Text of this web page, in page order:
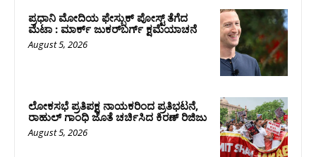
ಪ್ರಧಾನಿ ಮೋದಿಯ ಫೇಸ್ಬುಕ್‌ ಪೋಸ್ಟ್‌ ತೆಗೆದ
ಮೆಟಾ : ಮಾರ್ಕ್ ಜುಕರ್‌ಬರ್ಗ್ ಕ್ಷಮೆಯಾಚನೆ
August 5, 2026
ಲೋಕಸಭೆ ಪ್ರತಿಪಕ್ಷ ನಾಯಕರಿಂದ ಪ್ರತಿಭಟನೆ,
ರಾಹುಲ್‌ ಗಾಂಧಿ ಜೊತೆ ಚರ್ಚಿಸಿದ ಕಿರಣ್‌ ರಿಜಿಜು
August 5, 2026